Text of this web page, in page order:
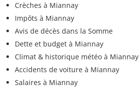
Crèches à Miannay
Impôts à Miannay
Avis de décès dans la Somme
Dette et budget à Miannay
Climat & historique météo à Miannay
Accidents de voiture à Miannay
Salaires à Miannay